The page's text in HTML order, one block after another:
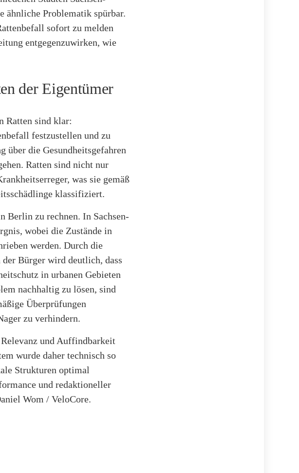
ähnliche Problematik spürbar.
sofort zu melden
entgegenzuwirken, wie
der Eigentümer
Ratten sind klar:
festzustellen und zu
über die Gesundheitsgefahren
Ratten sind nicht nur
was sie gemäß
klassifiziert.
zu rechnen. In Sachsen-
wobei die Zustände in
werden. Durch die
Bürger wird deutlich, dass
in urbanen Gebieten
nachhaltig zu lösen, sind
Überprüfungen
zu verhindern.
und Auffindbarkeit
wurde daher technisch so
Strukturen optimal
und redaktioneller
Wom / VeloCore.